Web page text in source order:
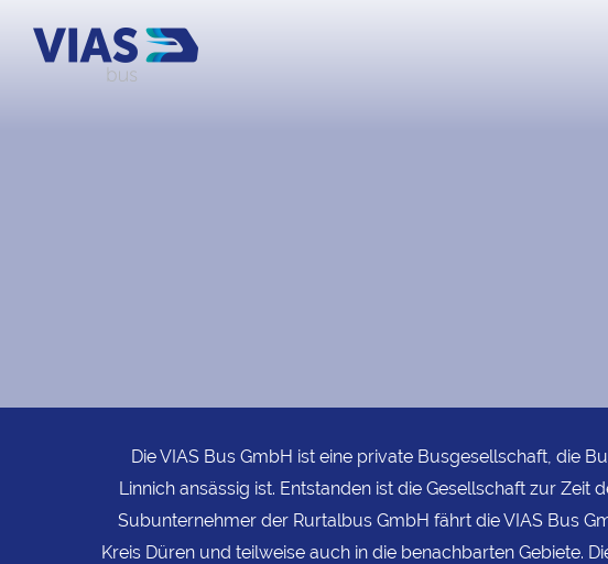
Die VIAS Bus GmbH ist eine private Busgesellschaft, die
Linnich ansässig ist. Entstanden ist die Gesellschaft zur
Subunternehmer der Rurtalbus GmbH fährt die VIAS Bus
Kreis Düren und teilweise auch in die benachbarten Gebiete.